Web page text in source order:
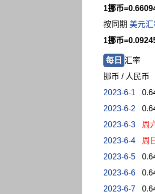
1挪币=
按同期 美元汇
1挪币
每日 汇率
挪币 / 人民币
2023-6-1
2023-6-2
2023-6-3
周
2023-6-4
周
2023-6-5
2023-6-6
2023-6-7